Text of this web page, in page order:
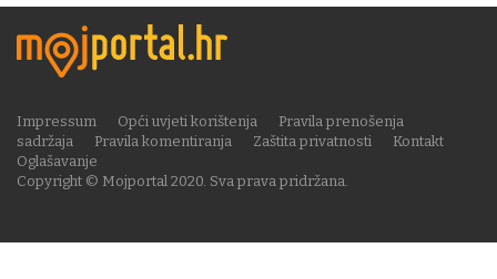
Copyright © Mojportal 2020. Sva prava pridržana.
Impressum Opći uvjeti korištenja
Pravila prenošenja
sadržaja
Pravila komentiranja Zaštita privatnosti
Kontakt
Oglašavanje